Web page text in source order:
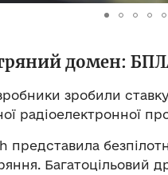
домен:
зробили
радіоелектронної
Багатоцільовий